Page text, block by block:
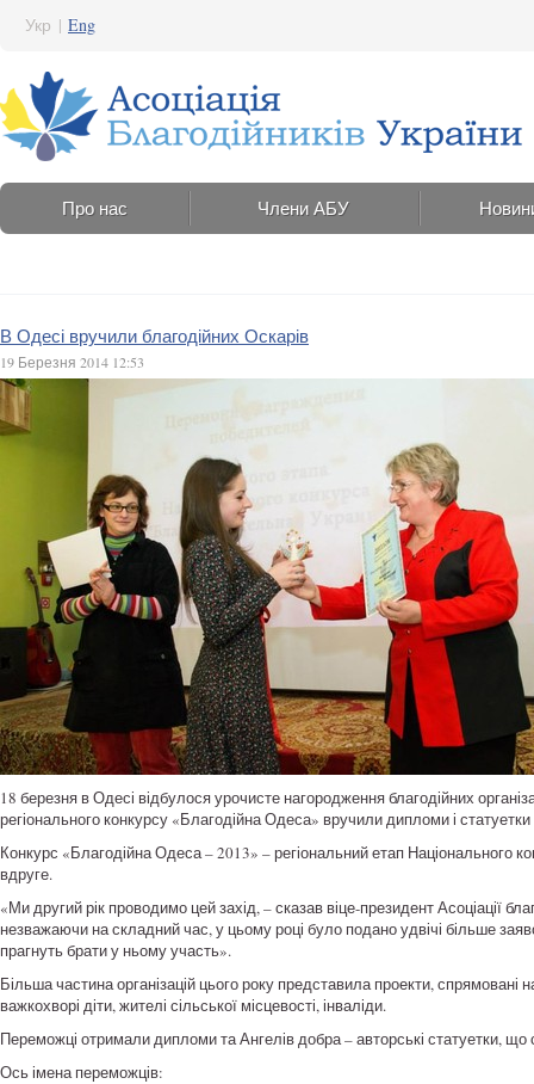
Укр | Eng
Про нас Члени АБУ
В Одесі вручили благодійних Оскарів
19 Березня 2014 12:53
18 березня в Одесі відбулося урочисте нагородження благодійних
регіонального конкурсу «Благодійна Одеса» вручили дипломи і
Конкурс «Благодійна Одеса – 2013» – регіональний етап Національного
вдруге.
«Ми другий рік проводимо цей захід, – сказав віце-президент Асоціації
незважаючи на складний час, у цьому році було подано удвічі більше
прагнуть брати у ньому участь».
Більша частина організацій цього року представила проекти,
важкохворі діти, жителі сільської місцевості, інваліди.
Переможці отримали дипломи та Ангелів добра – авторські статуетки,
Ось імена переможців: